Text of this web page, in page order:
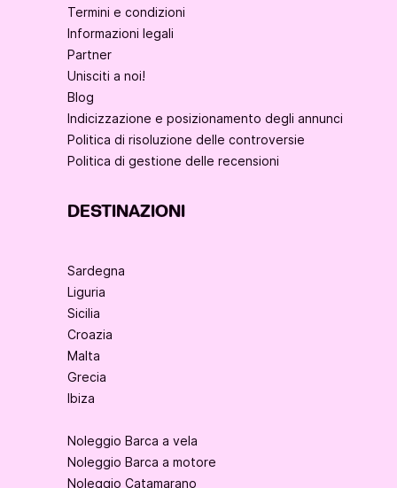
Termini e condizioni
Informazioni legali
Partner
Unisciti a noi!
Blog
Indicizzazione e posizionamento degli annunci
Politica di risoluzione delle controversie
Politica di gestione delle recensioni
DESTINAZIONI
Sardegna
Liguria
Sicilia
Croazia
Malta
Grecia
Ibiza
Noleggio Barca a vela
Noleggio Barca a motore
Noleggio Catamarano